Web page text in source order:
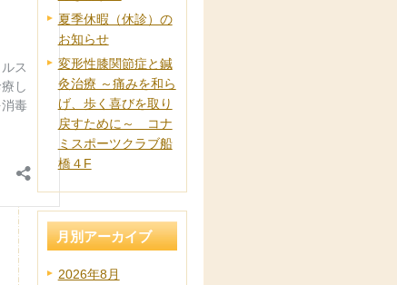
夏季休暇（休診）の
お知らせ
変形性膝関節症と鍼
灸治療 ～痛みを和ら
げ、歩く喜びを取り
戻すために～ コナ
ミスポーツクラブ船
橋４F
月別アーカイブ
2026年8月